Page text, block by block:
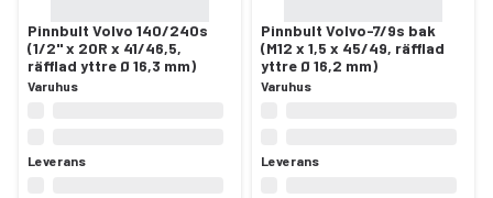
Pinnbult Volvo 140/240s
(1/2" x 20R x 41/46,5,
räfflad yttre Ø 16,3 mm)
Varuhus
Leverans
Pinnbult Volvo-7/9s bak
(M12 x 1,5 x 45/49, räfflad
yttre Ø 16,2 mm)
Varuhus
Leverans